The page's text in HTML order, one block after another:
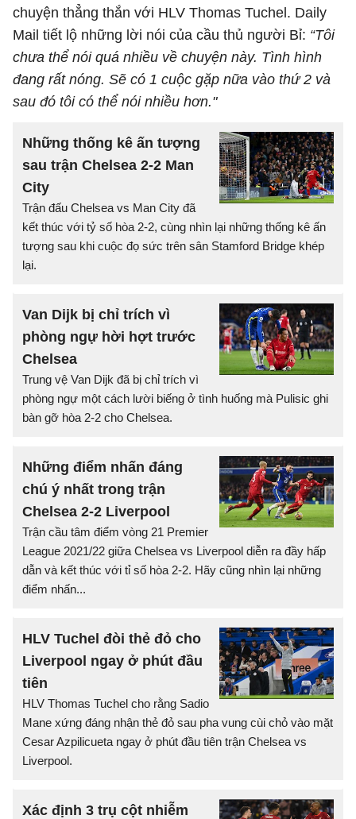
chuyện thẳng thắn với HLV Thomas Tuchel. Daily
Mail tiết lộ những lời nói của cầu thủ người Bỉ: “Tôi
chưa thể nói quá nhiều về chuyện này. Tình hình
đang rất nóng. Sẽ có 1 cuộc gặp nữa vào thứ 2 và
sau đó tôi có thể nói nhiều hơn."
Những thống kê ấn tượng
sau trận Chelsea 2-2 Man
City
Trận đấu Chelsea vs Man City đã
kết thúc với tỷ số hòa 2-2, cùng nhìn lại những thống kê ấn
tượng sau khi cuộc đọ sức trên sân Stamford Bridge khép
lại.
Van Dijk bị chỉ trích vì
phòng ngự hời hợt trước
Chelsea
Trung vệ Van Dijk đã bị chỉ trích vì
phòng ngự một cách lười biếng ở tình huống mà Pulisic ghi
bàn gỡ hòa 2-2 cho Chelsea.
Những điểm nhấn đáng
chú ý nhất trong trận
Chelsea 2-2 Liverpool
Trận cầu tâm điểm vòng 21 Premier
League 2021/22 giữa Chelsea vs Liverpool diễn ra đầy hấp
dẫn và kết thúc với tỉ số hòa 2-2. Hãy cũng nhìn lại những
điểm nhấn...
HLV Tuchel đòi thẻ đỏ cho
Liverpool ngay ở phút đầu
tiên
HLV Thomas Tuchel cho rằng Sadio
Mane xứng đáng nhận thẻ đỏ sau pha vung cùi chỏ vào mặt
Cesar Azpilicueta ngay ở phút đầu tiên trận Chelsea vs
Liverpool.
Xác định 3 trụ cột nhiễm